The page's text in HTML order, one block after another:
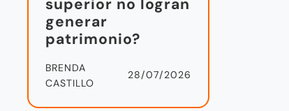
superior no logran
generar
patrimonio?
BRENDA
CASTILLO
28/07/2026